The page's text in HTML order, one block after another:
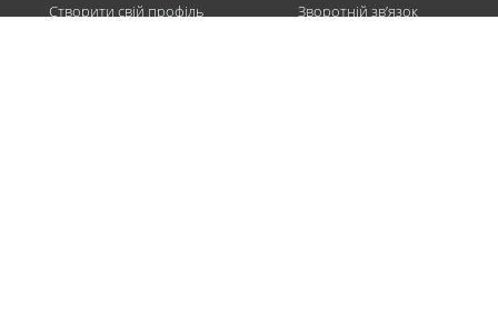
Створити свій профіль
Зворотній зв’язок